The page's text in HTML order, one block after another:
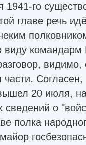
1941-го
главе речь
виду
видимо,
Согласен,
20 июля,
о
полка